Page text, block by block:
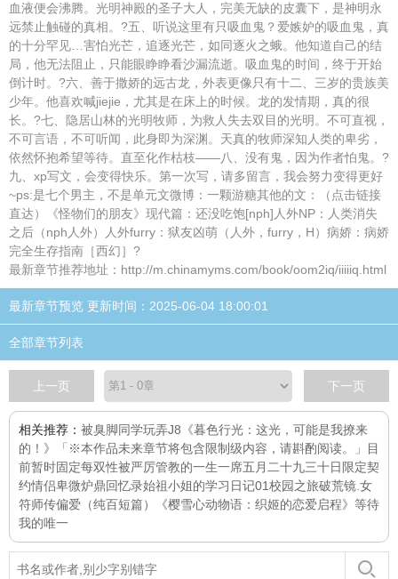
血液便会沸腾。光明神殿的圣子大人，完美无缺的皮囊下，是神明永
远禁止触碰的真相。?五、听说这里有只吸血鬼？爱嫉妒的吸血鬼，真
的十分罕见…害怕光芒，追逐光芒，如同逐火之蛾。他知道自己的结
局，他无法阻止，只能眼睁睁看沙漏流逝。吸血鬼的时间，终于开始
倒计时。?六、善于撒娇的远古龙，外表更像只有十二、三岁的贵族美
少年。他喜欢喊jiejie，尤其是在床上的时候。龙的发情期，真的很
长。?七、隐居山林的光明牧师，为救人失去双目的光明。不可直视，
不可言语，不可听闻，此身即为深渊。天真的牧师深知人类的卑劣，
依然怀抱希望等待。直至化作枯枝——八、没有鬼，因为作者怕鬼。?
九、xp写文，会变得快乐。第一次写，请多留言，我会努力变得更好
~ps:是七个男主，不是单元文微博：一颗游糖其他的文：（点击链接
直达）《怪物们的朋友》现代篇：还没吃饱[nph]人外NP：人类消失
之后（nph人外）人外furry：狱友凶萌（人外，furry，H）病娇：病娇
完全生存指南［西幻］?
最新章节推荐地址：http://m.chinamyms.com/book/oom2iq/iiiiiq.html
最新章节预览 更新时间：2025-06-04 18:00:01
全部章节列表
上一页 下一页
相关推荐： 被臭脚同学玩弄J8 《暮色行光：这光，可能是我撩来
的！》「※本作品未来章节将包含限制级内容，请斟酌阅读。」目
前暂时固定每双性被严厉管教的一生一席五月二十九三十日限定契
约情侣卑微炉鼎回忆录始祖小姐的学习日记01校园之旅破荒镜.女
符师传偏爱（纯百短篇） 《樱雪心动物语：织姬的恋爱启程》 等待
我的唯一